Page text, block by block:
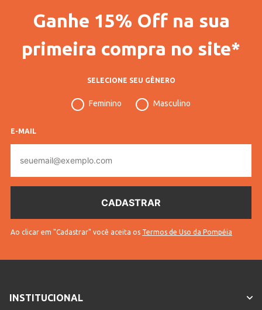
Ganhe 15% Off na sua
primeira compra no site*
SELECIONE SEU GÊNERO
Feminino Masculino
E-MAIL
mail
Ao clicar em "Cadastrar" você aceita os Termos de Uso da Pompéia
INSTITUCIONAL